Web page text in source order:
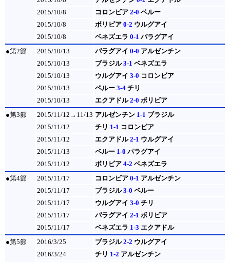
2015/10/8
コロンビア 2-0 ペルー
2015/10/8
ボリビア 0-2 ウルグアイ
2015/10/8
ベネズエラ 0-1 パラグアイ
●第2節
2015/10/13 パラグアイ 0-0 アルゼンチン
2015/10/13
ブラジル3-1 ベネズエラ
2015/10/13
ウルグアイ 3-0 コロンビア
2015/10/13
ペルー 3-4 チリ
2015/10/13
エクアドル2-0 ボリビア
●第3節
2015/11/12→11/13 アルゼンチン 1-1 ブラジル
2015/11/12
チリ 1-1 コロンビア
2015/11/12
エクアドル2-1 ウルグアイ
2015/11/13
ペルー 1-0 パラグアイ
2015/11/12
ボリビア 4-2 ベネズエラ
●第4節
2015/11/17 コロンビア 0-1 アルゼンチン
2015/11/17
ブラジル3-0 ペルー
2015/11/17
ウルグアイ 3-0 チリ
2015/11/17
パラグアイ 2-1 ボリビア
2015/11/17
ベネズエラ 1-3 エクアドル
●第5節
2016/3/25 ブラジル2-2 ウルグアイ
2016/3/24
チリ 1-2 アルゼンチン